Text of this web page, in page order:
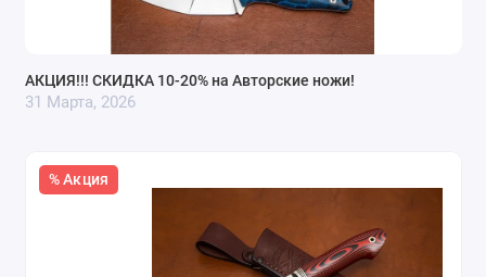
АКЦИЯ!!! СКИДКА 10-20% на Авторские ножи!
31 Марта, 2026
% Акция